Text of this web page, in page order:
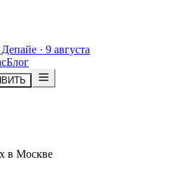
· 9 августа
Блог
в Москве